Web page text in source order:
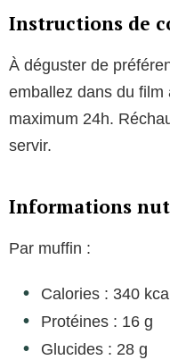
Instructions de
À déguster de
emballez dans du
maximum 24h.
servir.
Informations
Par muffin :
Calories : 340
Protéines : 16 g
Glucides : 28 g